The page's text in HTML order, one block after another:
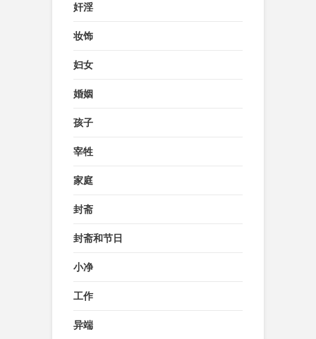
奸淫
妆饰
妇女
婚姻
孩子
宰牲
家庭
封斋
封斋和节日
小净
工作
异端